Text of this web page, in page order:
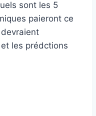
sont les 5
paieront ce
les prédctions